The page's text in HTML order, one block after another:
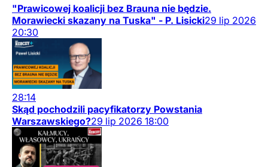
"Prawicowej koalicji bez Brauna nie będzie.
Morawiecki skazany na Tuska" - P. Lisicki29 lip 2026
20:30
28:14
Skąd pochodzili pacyfikatorzy Powstania
Warszawskiego?29 lip 2026 18:00